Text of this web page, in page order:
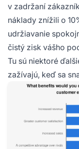
v zadržaní
náklady znížili o
udržiavanie
čistý zisk vášho
Tu sú niektoré
zažívajú, keď sa